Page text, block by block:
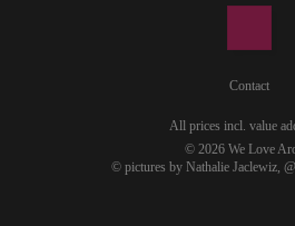
Contact
All prices incl. value
© 2026 We Love
© pictures by Nathalie Jaclewiz,